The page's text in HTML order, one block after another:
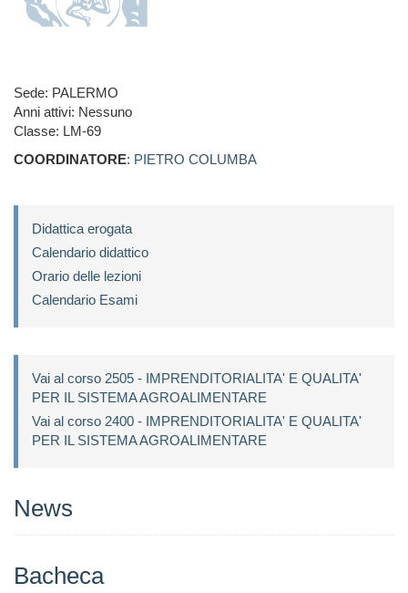
Sede: PALERMO
Anni attivi: Nessuno
Classe: LM-69
COORDINATORE: PIETRO COLUMBA
Didattica erogata
Calendario didattico
Orario delle lezioni
Calendario Esami
Vai al corso 2505 - IMPRENDITORIALITA' E QUALITA'
PER IL SISTEMA AGROALIMENTARE
Vai al corso 2400 - IMPRENDITORIALITA' E QUALITA'
PER IL SISTEMA AGROALIMENTARE
News
Bacheca